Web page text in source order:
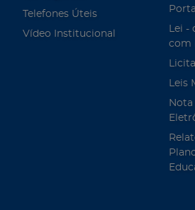
Telefones Úteis
Vídeo Institucional
Lei
com
Leis
Nota